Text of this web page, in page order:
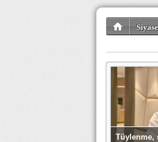
Tüylenme,